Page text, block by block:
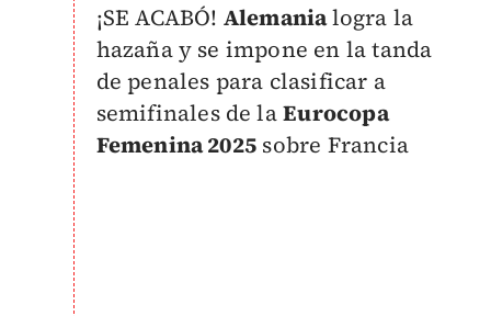
¡SE ACABÓ! Alemanialogra la
hazaña y se impone en la tanda
de penales para clasificar a
semifinales de laEurocopa
Femenina 2025 sobre Francia